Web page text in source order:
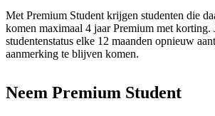
Met Premium Student krijgen studenten die
komen maximaal 4 jaar Premium met korting.
studentenstatus elke 12 maanden opnieuw
aanmerking te blijven komen.
Neem Premium Student